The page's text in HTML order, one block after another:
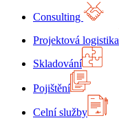
Consulting
Projektová logistika
Skladování
Pojištění
Celní služby